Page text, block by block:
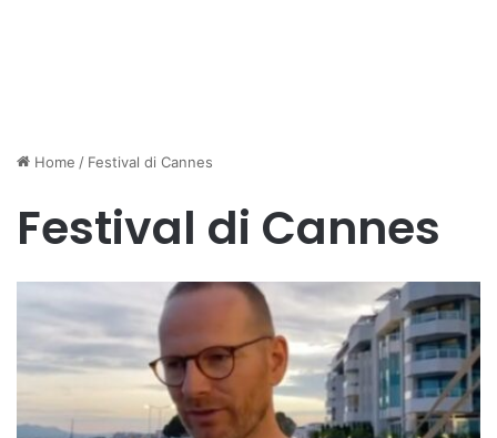
Home / Festival di Cannes
Festival di Cannes